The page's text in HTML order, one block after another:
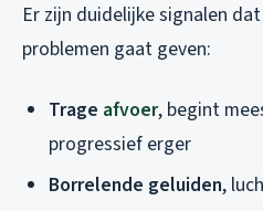
Er zijn duidelijke signalen
problemen gaat geven:
Trage afvoer, begint
progressief erger
Borrelende geluiden,